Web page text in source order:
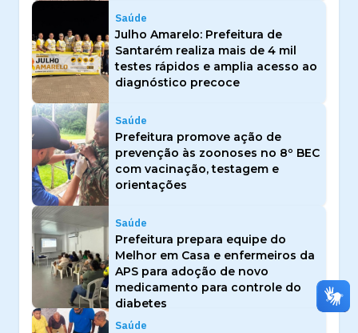
Saúde
Julho Amarelo: Prefeitura de
Santarém realiza mais de 4 mil
testes rápidos e amplia acesso ao
diagnóstico precoce
Saúde
Prefeitura promove ação de
prevenção às zoonoses no 8º BEC
com vacinação, testagem e
orientações
Saúde
Prefeitura prepara equipe do
Melhor em Casa e enfermeiros da
APS para adoção de novo
medicamento para controle do
diabetes
Saúde